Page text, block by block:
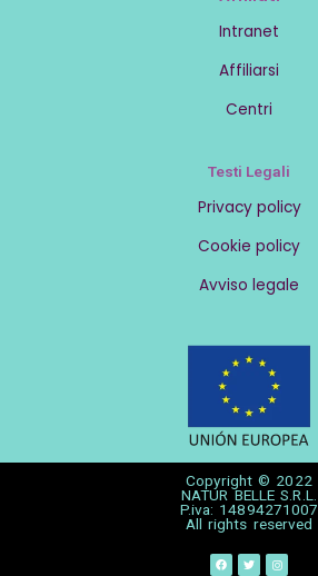
Intranet
Affiliarsi
Centri
Testi Legali
Privacy policy
Cookie policy
Avviso legale
Copyright © 2022
NATUR BELLE S.R.L.
P.iva: 14894271007
All rights reserved
F
a
T
w
I
n